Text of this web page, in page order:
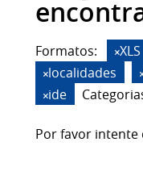
Formatos: XLS
localidades
ide
Por favor intente